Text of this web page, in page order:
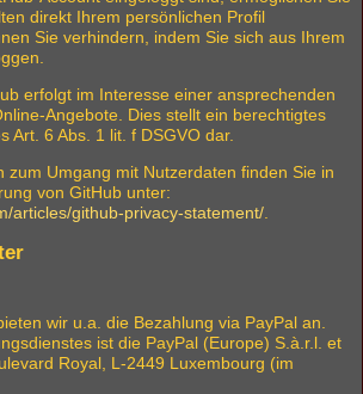
direkt Ihrem persönlichen Profil
Sie verhindern, indem Sie sich aus Ihrem
erfolgt im Interesse einer ansprechenden
Angebote. Dies stellt ein berechtigtes
Art. 6 Abs. 1 lit. f DSGVO dar.
zum Umgang mit Nutzerdaten finden Sie in
von GitHub unter:
articles/github-privacy-statement/.
wir u.a. die Bezahlung via PayPal an.
ist die PayPal (Europe) S.à.r.l. et
Royal, L-2449 Luxembourg (im